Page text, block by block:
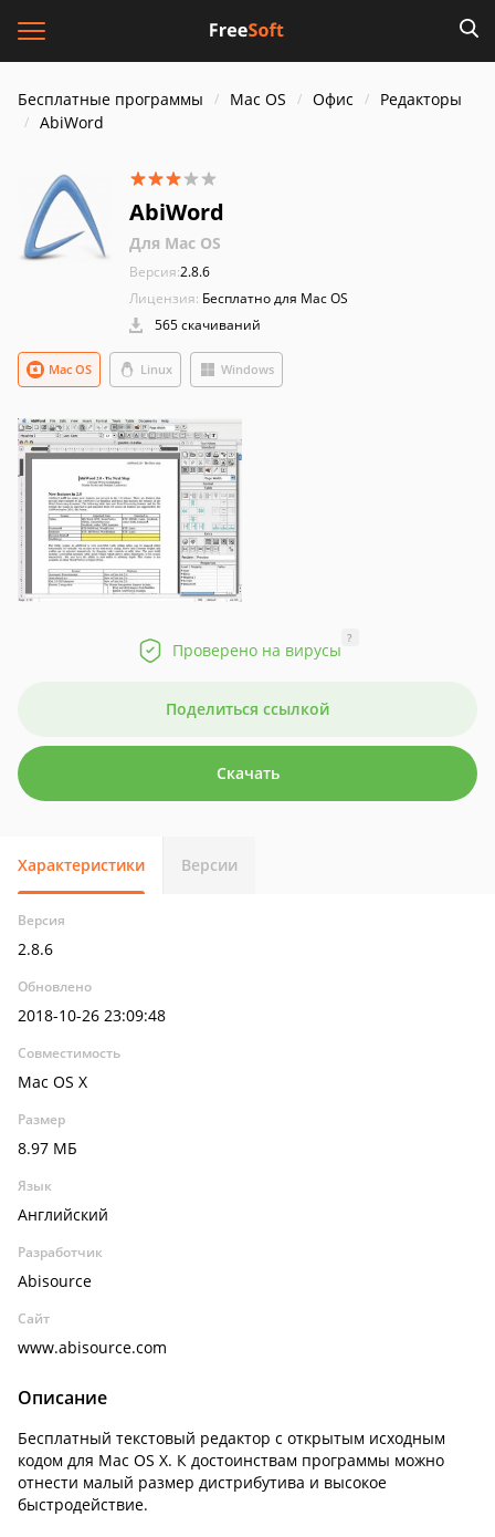
Бесплатные программы Mac OS Офис
Редакторы
AbiWord
AbiWord
Для Mac OS
Версия:2.8.6
Лицензия: Бесплатно для Mac OS
565 скачиваний
Mac OS Linux Windows
Проверено на вирусы
?
Поделиться ссылкой
Скачать
Характеристики Версии
Версия
2.8.6
Обновлено
2018-10-26 23:09:48
Совместимость
Mac OS X
Размер
8.97 МБ
Язык
Английский
Разработчик
Abisource
Сайт
www.abisource.com
Описание
Бесплатный текстовый редактор с открытым исходным
кодом для Mac OS X. К достоинствам программы можно
отнести малый размер дистрибутива и высокое
быстродействие.